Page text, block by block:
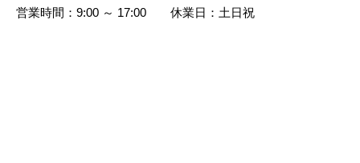
料金表
営業時間：9:00 ～ 17:00 休業日：土日祝